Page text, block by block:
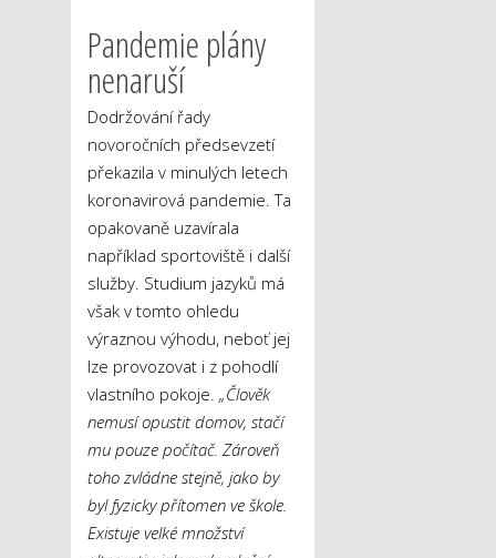
Pandemie plány
nenaruší
Dodržování řady
novoročních předsevzetí
překazila v minulých letech
koronavirová pandemie. Ta
opakovaně uzavírala
například sportoviště i další
služby. Studium jazyků má
však v tomto ohledu
výraznou výhodu, neboť jej
lze provozovat i z pohodlí
vlastního pokoje. „Člověk
nemusí opustit domov, stačí
mu pouze počítač. Zároveň
toho zvládne stejně, jako by
byl fyzicky přítomen ve škole.
Existuje velké množství